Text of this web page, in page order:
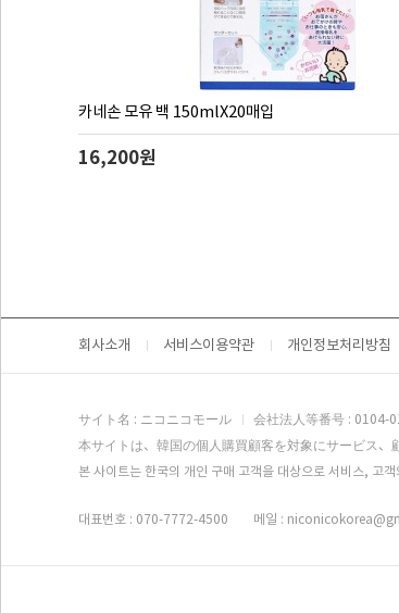
카네손 모유 백 150mlX20매입
16,200원
회사소개 서비스이용약관 개인정보처리방침
サイト名 : ニコニコモール 会社法人等番号 : 0104-
本サイトは、韓国の個人購買顧客を対象にサービス、
본 사이트는 한국의 개인 구매 고객을 대상으로 서비스, 고
대표번호 : 070-7772-4500 메일 :